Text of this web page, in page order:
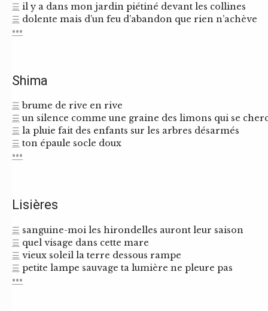
☰ il y a dans mon jardin piétiné devant les collines
☰ dolente mais d’un feu d’abandon que rien n’achève
•••
Shima
☰ brume de rive en rive
☰ un silence comme une graine des limons qui se
☰ la pluie fait des enfants sur les arbres désarmés
☰ ton épaule socle doux
•••
Lisières
☰ sanguine-moi les hirondelles auront leur saison
☰ quel visage dans cette mare
☰ vieux soleil la terre dessous rampe
☰ petite lampe sauvage ta lumière ne pleure pas
•••